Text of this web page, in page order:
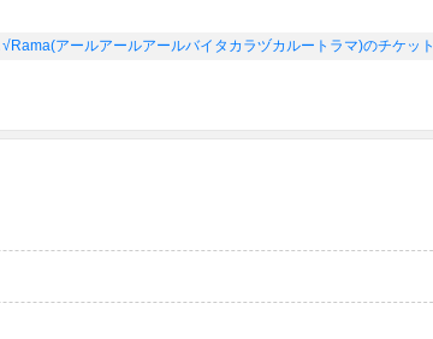
アールアールアールバイタカラヅカルートラマ)のチケット